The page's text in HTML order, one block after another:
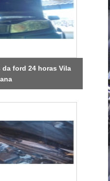
ford 24 horas Vila